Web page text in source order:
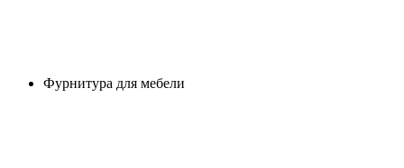
Фурнитура для мебели